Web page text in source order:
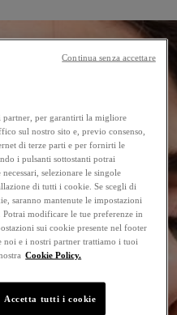
per garantirti la migliore
sul nostro sito e, previo consenso,
di terze parti e per fornirti le
i pulsanti sottostanti potrai
selezionare le singole
di tutti i cookie. Se scegli di
saranno mantenute le impostazioni
modificare le tue preferenze in
sui cookie presente nel footer
noi e i nostri partner trattiamo i tuoi
Cookie Policy.
Accetta tutti i cookie
Continua senza accettare